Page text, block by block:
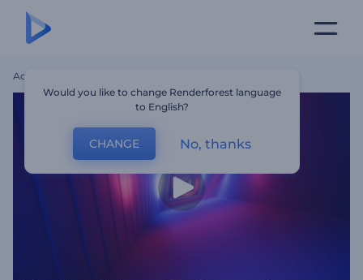
Accueil
Would you like to change Renderforest language
to English?
CHANGE No, thanks